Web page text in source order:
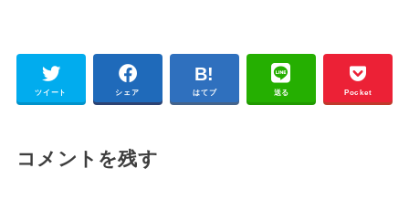
ツイート シェア はてブ 送る Pocket
コメントを残す